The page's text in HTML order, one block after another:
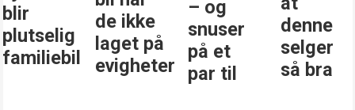
blir
plutselig
familiebil
de ikke
laget på
evigheter
– og
snuser
på et
par til
denne
selger
så bra